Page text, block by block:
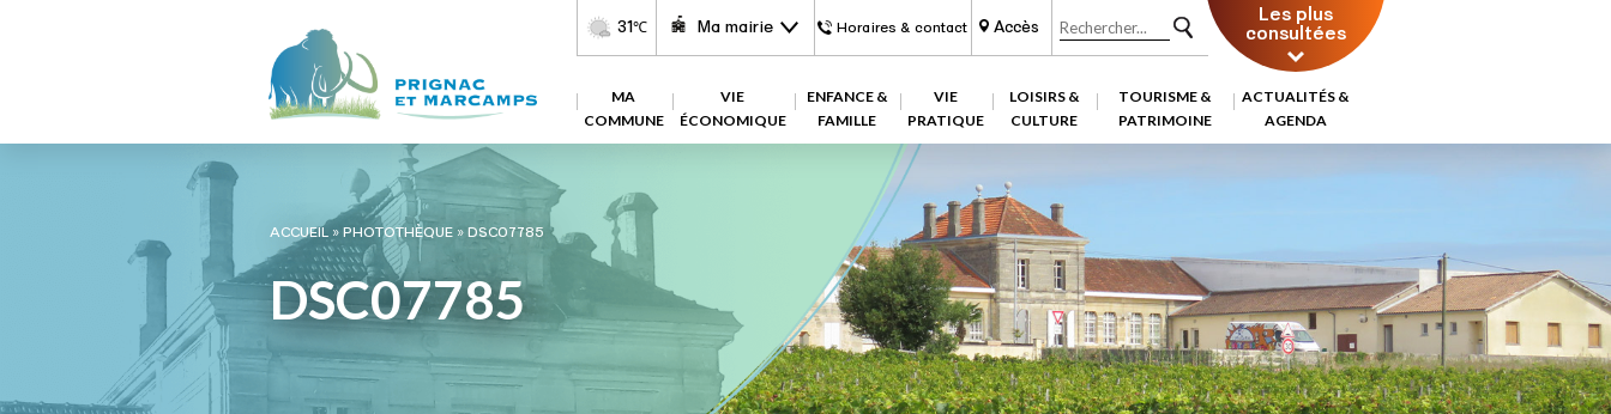
31℃ Ma mairie Horaires & contact Accès Les plus
consultées
MA
COMMUNE
VIE
ÉCONOMIQUE
ENFANCE &
FAMILLE
VIE
PRATIQUE
LOISIRS &
CULTURE
TOURISME &
PATRIMOINE
ACTUALITÉS &
AGENDA
ACCUEIL»PHOTOTHÈQUE»DSC07785
DSC07785